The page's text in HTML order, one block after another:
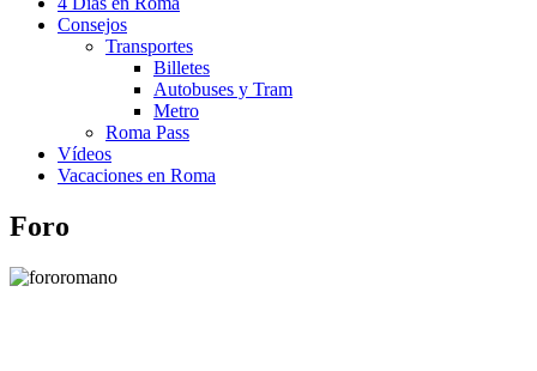
Consejos
Transportes
Billetes
Autobuses y Tram
Metro
Roma Pass
Vídeos
Vacaciones en Roma
Foro